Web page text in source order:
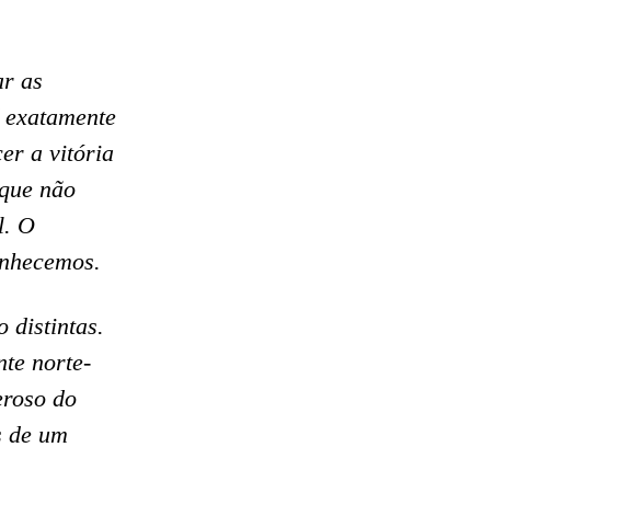
as
a vitória
não
O
distintas.
norte-
do
um